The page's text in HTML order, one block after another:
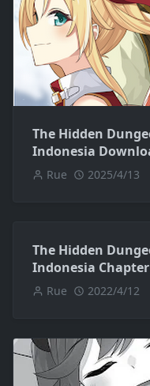
The Hidden
Indonesia
Rue 2025/4/13
The Hidden
Indonesia
Rue 2022/4/12